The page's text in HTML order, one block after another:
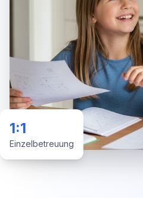
1:1
Einzelbetreuung